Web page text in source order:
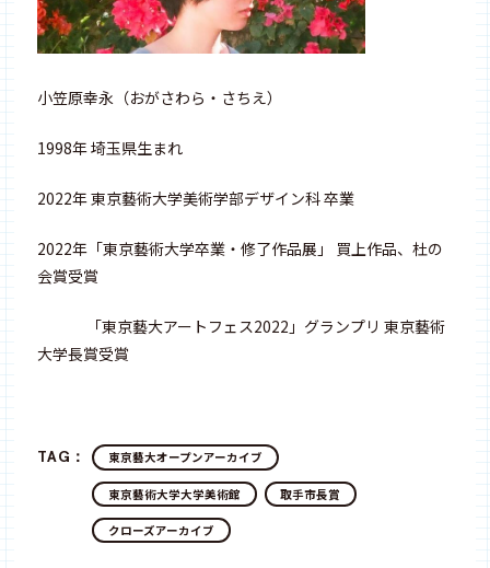
小笠原幸永（おがさわら・さちえ）
1998年 埼玉県生まれ
2022年 東京藝術大学美術学部デザイン科 卒業
2022年「東京藝術大学卒業・修了作品展」 買上作品、杜の
会賞受賞
「東京藝大アートフェス2022」グランプリ 東京藝術
大学長賞受賞
TAG： 東京藝大オープンアーカイブ
東京藝術大学大学美術館 取手市長賞
クローズアーカイブ